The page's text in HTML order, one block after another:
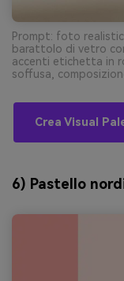
Prompt: foto
barattolo di vetro
accenti etichetta in
soffusa,
Crea Visual
6) Pastello